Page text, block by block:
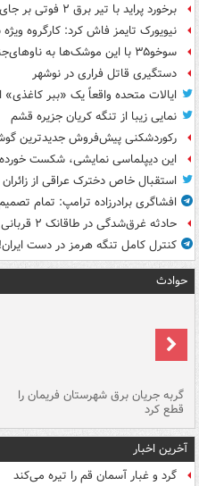
برخورد پراید با تیر برق ۲ فوتی بر جای گذاشت
نیویورک تایمز فاش کرد: کارگروه
سوخو۳۵ با این موشک‌ها به ناوهای‌جنگی حمله می‌کند
دستگیری قاتل فراری در نوشهر
ایالات متحده واقعاً یک «ببر
نمایی زیبا از تنگه کریان جزیره قشم
رکوردشکنی پیش‌فروش جدیدترین
این دیپلماسی نمایشی، شکست
استقبال خاص دخترک عراقی از
افشاگری برادرزاده ترامپ: تمام
حادثه غرق‌شدگی در طاقانک ۲ قربانی گرفت
کنترل کامل تنگه هرمز در دست ایران!
حوادث
گربه جریان برق شهرستان فریمان را
قطع کرد
آخرین اخبار
گرد و غبار آسمان قم را تیره می‌کند